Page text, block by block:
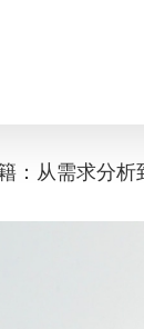
：从需求分析